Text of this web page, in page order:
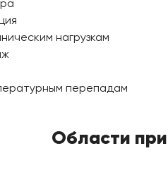
нагрузкам
перепадам
Области